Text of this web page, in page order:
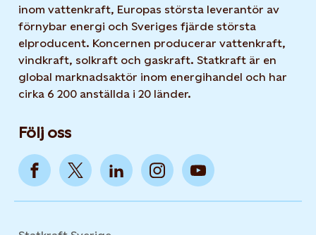
inom vattenkraft, Europas största leverantör av
förnybar energi och Sveriges fjärde största
elproducent. Koncernen producerar vattenkraft,
vindkraft, solkraft och gaskraft. Statkraft är en
global marknadsaktör inom energihandel och har
cirka 6 200 anställda i 20 länder.
Följ oss